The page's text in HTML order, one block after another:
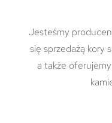
Jesteśmy
się sprzedażą kory
a także